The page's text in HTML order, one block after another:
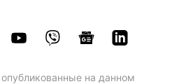
на данном